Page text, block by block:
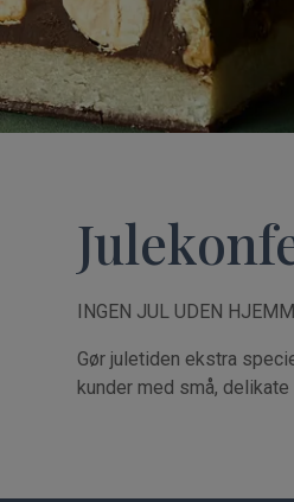
INGEN JUL UDEN
Gør juletiden ekstra
kunder med små,
Waffle Supply